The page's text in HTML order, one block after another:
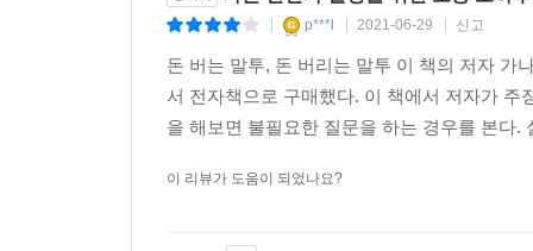
p***l 2021-06-29 신고
돈 버는 말투, 돈 버리는 말투 이 책의 저자 가
서 전자책으로 구매했다. 이 책에서 저자가
을 해보면 불필요한 질문을 하는 경우를 본다
이 리뷰가 도움이 되었나요?